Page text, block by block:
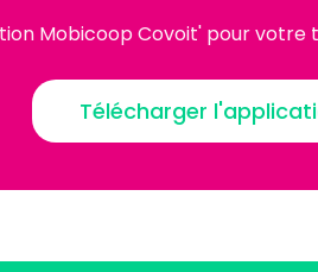
Mobicoop Covoit' pour votre
Télécharger